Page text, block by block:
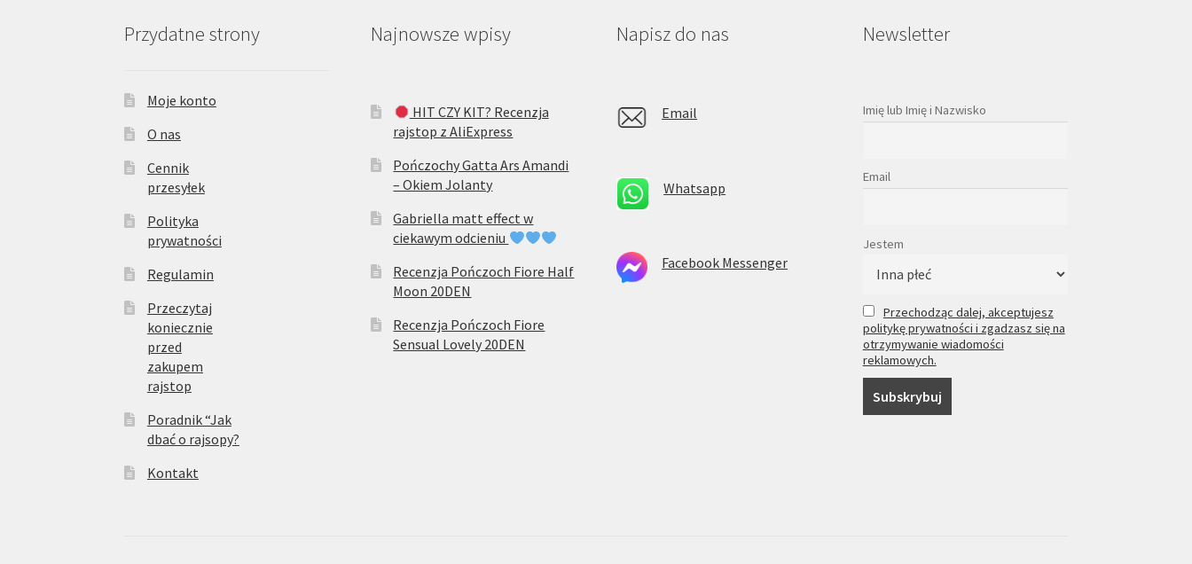
Przydatne strony
Moje konto
O nas
Cennik
przesyłek
Polityka
prywatności
Regulamin
Przeczytaj
koniecznie
przed
zakupem
rajstop
Poradnik “Jak
dbać o rajsopy?
Kontakt
Najnowsze wpisy
HIT CZY KIT? Recenzja
rajstop z AliExpress
Pończochy Gatta Ars Amandi
– Okiem Jolanty
Gabriella matt effect w
ciekawym odcieniu
Recenzja Pończoch Fiore Half
Moon 20DEN
Recenzja Pończoch Fiore
Sensual Lovely 20DEN
Napisz do nas
Email
Whatsapp
Facebook Messenger
Newsletter
Imię lub Imię i Nazwisko
Email
Jestem
Przechodząc dalej, akceptujesz
politykę prywatności i zgadzasz się na
otrzymywanie wiadomości
reklamowych.